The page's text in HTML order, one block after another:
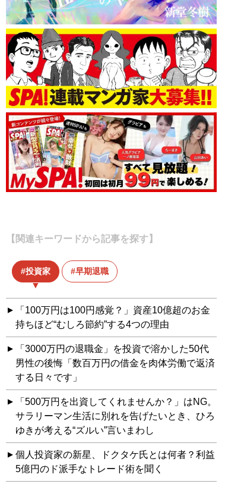
【関連キーワードから記事を探す】
投資家 早期退職
「100万円は100円感覚？」資産10億超のお金
持ちほど“むしろ節約”する4つの理由
「3000万円の退職金」を投資で溶かした50代
男性の後悔「数百万円の借金を肉体労働で返済
する日々です」
「500万円を出資してくれませんか？」はNG。
サラリーマン生活に別れを告げたいとき、ひろ
ゆきが考える“ズルい”言いまわし
個人投資家の新星、ドクタケ氏とは何者？利益
5億円のド派手なトレード術を聞く